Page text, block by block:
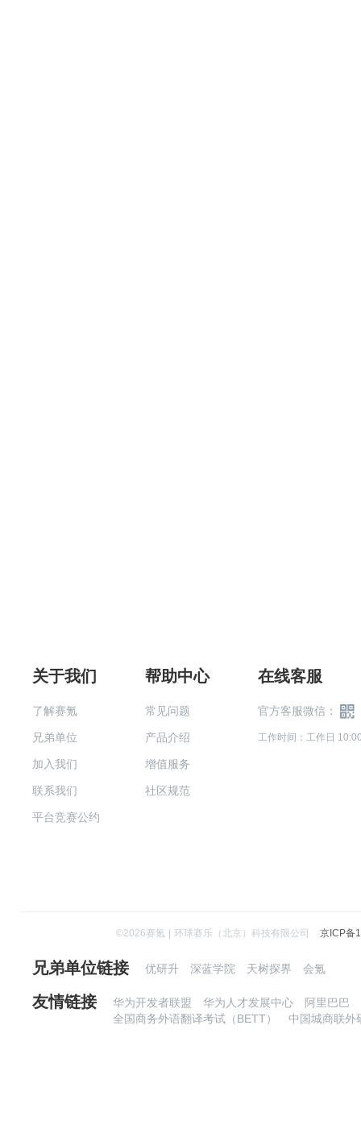
关于我们
了解赛氪
兄弟单位
加入我们
联系我们
平台竞赛公约
帮助中心
常见问题
产品介绍
增值服务
社区规范
在线客服
官方客服微信：
工作时间：工作日
兄弟单位链接 优研升 深蓝学院 天树探界 会氪
友情链接 华为开发者联盟 华为人才发展中心 阿里巴巴
全国商务外语翻译考试（BETT）
中国城商联外
©2026赛氪 环球赛乐（北京）科技有限公司 京ICP备